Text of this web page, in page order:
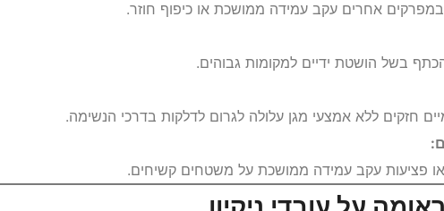
אחרים עקב עמידה ממושכת או כיפוף חוזר.
בשל הושטת ידיים למקומות גבוהים.
חזקים ללא אמצעי מגן עלולה לגרום לדלקות בדרכי הנשימה.
או פציעות עקב עמידה ממושכת על משטחים קשיחים.